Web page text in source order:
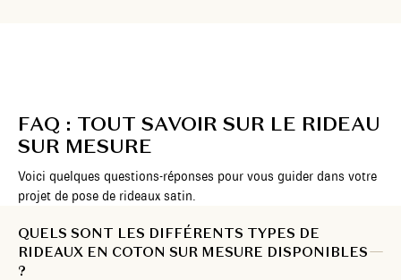
FAQ : TOUT SAVOIR SUR LE RIDEAU
SUR MESURE
Voici quelques questions-réponses pour vous guider dans votre
projet de pose de rideaux satin.
QUELS SONT LES DIFFÉRENTS TYPES DE
RIDEAUX EN COTON SUR MESURE DISPONIBLES
?